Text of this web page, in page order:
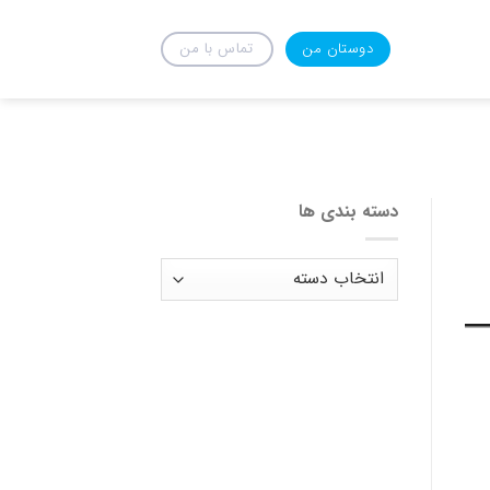
دوستان من تماس با من
دسته بندی ها
دسته
بندی